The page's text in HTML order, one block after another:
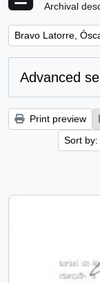
Archival
Remove filter:
Bravo Latorre,
Advanced
Print preview
Sort